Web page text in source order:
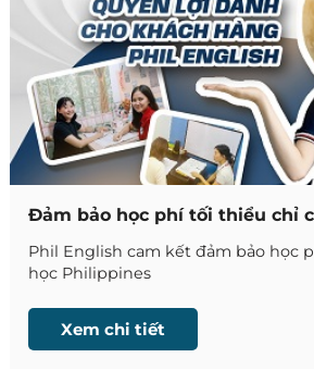
Đảm bảo học phí tối thiểu chỉ
Phil English cam kết đảm bảo học
học Philippines
Xem chi tiết